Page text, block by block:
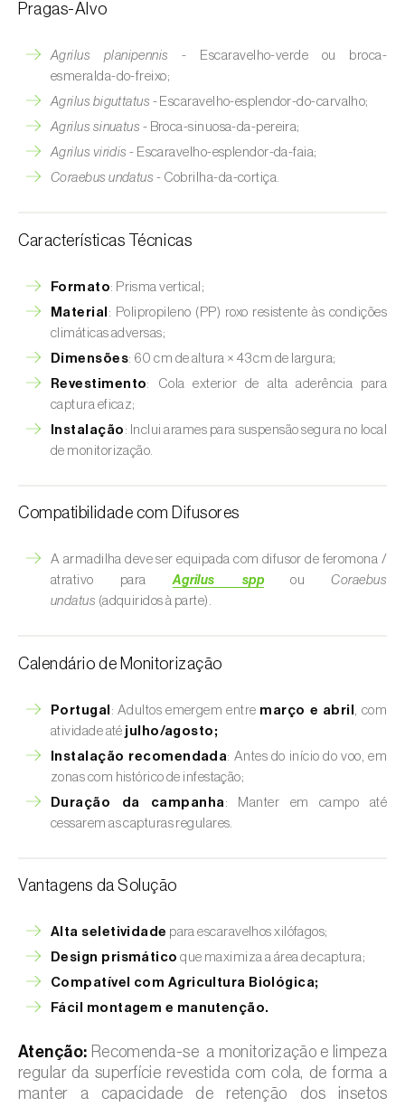
Pragas-Alvo
Agrilus planipennis
- Escaravelho-verde ou broca-
esmeralda-do-freixo;
Agrilus biguttatus - Escaravelho-esplendor-do-carvalho;
Agrilus sinuatus - Broca-sinuosa-da-pereira;
Agrilus viridis - Escaravelho-esplendor-da-faia;
Coraebus undatus - Cobrilha-da-cortiça.
Características Técnicas
Formato: Prisma vertical;
Material : Polipropileno (PP) roxo resistente às condições
climáticas adversas;
Dimensões: 60 cm de altura × 43 cm de largura;
Revestimento: Cola exterior de alta aderência para
captura eficaz;
Instalação : Inclui arames para suspensão segura no local
de monitorização.
Compatibilidade com Difusores
A armadilha deve ser equipada com difusor de feromona /
atrativo paraAgrilus spp ouCoraebus
undatus (adquiridos à parte).
Calendário de Monitorização
Portugal : Adultos emergem entre março e abril
, com
atividade até julho/agosto;
Instalação recomendada: Antes do início do voo, em
zonas com histórico de infestação;
Duração da campanha : Manter em campo até
cessarem as capturas regulares.
Vantagens da Solução
Alta seletividade para escaravelhos xilófagos;
Design prismático que maximiza a área de captura;
Compatível com Agricultura Biológica;
Fácil montagem e manutenção.
Atenção: Recomenda-se a monitorização e limpeza
regular da superfície revestida com cola, de forma a
manter a capacidade de retenção dos insetos